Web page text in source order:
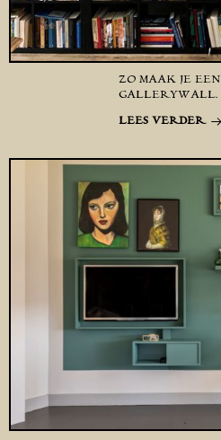
ZO MAAK JE EEN
GALLERYWALL.
LEES VERDER